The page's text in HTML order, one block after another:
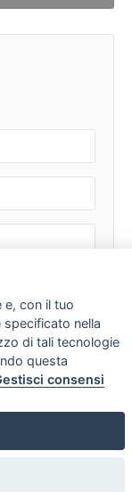
e, con il tuo
nella
di tali tecnologie
questa
consensi